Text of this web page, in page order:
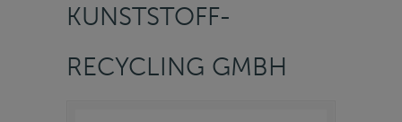
KUNSTSTOFF-
RECYCLING GMBH